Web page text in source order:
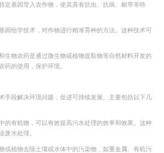
定基因导入农作物，使其具有抗虫、抗病、耐旱等特
因组学技术，对作物进行精准育种的方法。这种技术可
生物农药是通过微生物或植物提取物等自然材料开发的
药的使用，保护环境。
手段解决环境问题，促进可持续发展。主要包括以下几
的有机物，可以有效提高污水处理的效率和效果。这种
废水处理。
或植物去除土壤或水体中的污染物，如重金属、有机污